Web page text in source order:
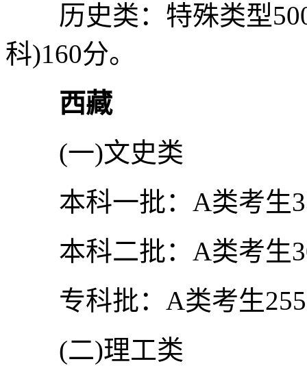
历史类：特殊类型500
科)160分。
西藏
(一)文史类
本科一批：A类考生
本科二批：A类考生
专科批：A类考生255
(二)理工类